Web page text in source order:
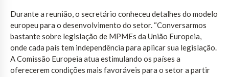
Durante a reunião, o secretário conheceu detalhes do modelo
europeu para o desenvolvimento do setor. “Conversarmos
bastante sobre legislação de MPMEs da União Europeia,
onde cada país tem independência para aplicar sua legislação.
A Comissão Europeia atua estimulando os países a
oferecerem condições mais favoráveis para o setor a partir